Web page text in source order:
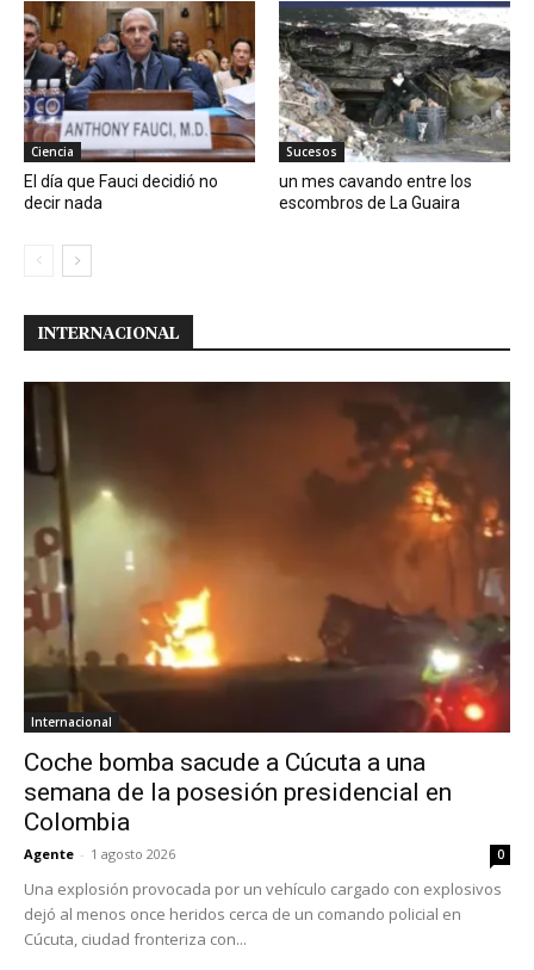
Ciencia
El día que Fauci decidió no
decir nada
Sucesos
un mes cavando entre los
escombros de La Guaira
INTERNACIONAL
Internacional
Coche bomba sacude a Cúcuta a una
semana de la posesión presidencial en
Colombia
Agente - 1 agosto 2026 0
Una explosión provocada por un vehículo cargado con explosivos
dejó al menos once heridos cerca de un comando policial en
Cúcuta, ciudad fronteriza con...